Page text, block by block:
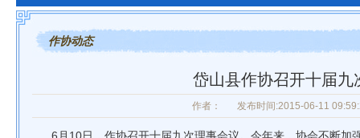
作协动态
岱山县作协召开十届九
作者： 发布时间:2015-06-11